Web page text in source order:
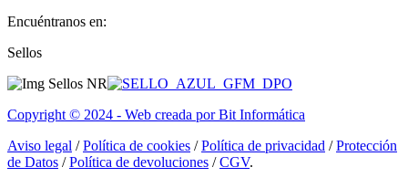
Encuéntranos en:
Facebook
opens
new
Linkedin
opens
new
Instagram
opens
new
Sellos
Copyright © 2024 - Web creada por Bit Informática
Aviso legal /Política de cookies /Política de privacidad /Protección
de Datos /Política de devoluciones /CGV.